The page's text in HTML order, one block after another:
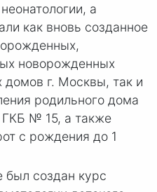
а
как вновь созданное
новорожденных
домов г. Москвы, так и
родильного дома
№ 15, а также
с рождения до 1
был создан курс